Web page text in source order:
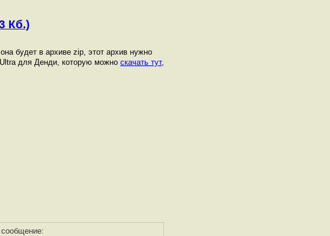
Кб.)
будет в архиве zip, этот архив нужно
для Денди, которую можно скачать тут,
сообщение: